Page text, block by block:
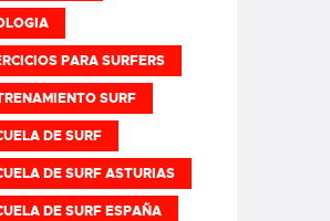
PARA SURFERS
SURF
DE SURF
DE SURF ASTURIAS
DE SURF ESPAÑA